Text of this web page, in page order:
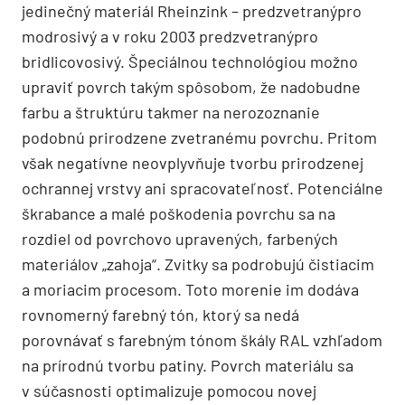
jedinečný materiál Rheinzink – predzvetranýpro
modrosivý a v roku 2003 predzvetranýpro
bridlicovosivý. Špeciálnou technológiou možno
upraviť povrch takým spôsobom, že nadobudne
farbu a štruktúru takmer na nerozoznanie
podobnú prirodzene zvetranému povrchu. Pritom
však negatívne neovplyvňuje tvorbu prirodzenej
ochrannej vrstvy ani spracovateľnosť. Potenciálne
škrabance a malé poškodenia povrchu sa na
rozdiel od povrchovo upravených, farbených
materiálov „zahoja“. Zvitky sa podrobujú čistiacim
a moriacim procesom. Toto morenie im dodáva
rovnomerný farebný tón, ktorý sa nedá
porovnávať s farebným tónom škály RAL vzhľadom
na prírodnú tvorbu patiny. Povrch mate­riálu sa
v súčasnosti optimalizuje pomocou novej